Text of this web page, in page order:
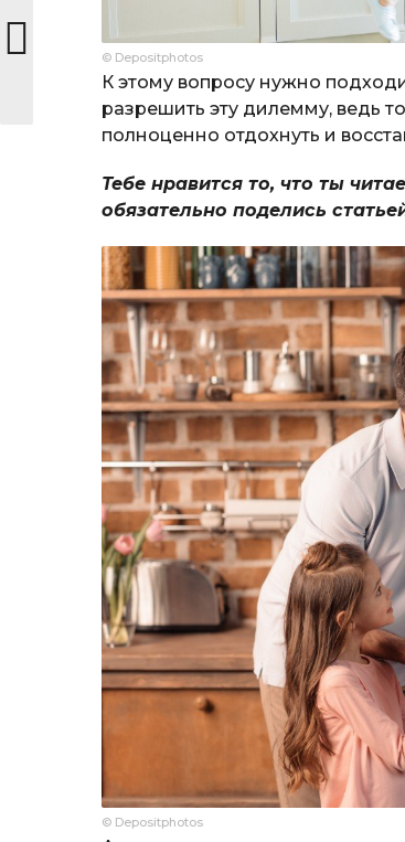
© Depositphotos
К этому вопросу нужно
разрешить эту дилемму, ведь
полноценно отдохнуть и
Тебе нравится то, что ты
обязательно поделись
© Depositphotos